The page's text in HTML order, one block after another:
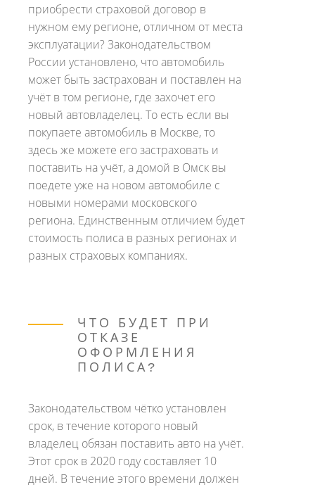
приобрести страховой договор в
нужном ему регионе, отличном от места
эксплуатации? Законодательством
России установлено, что автомобиль
может быть застрахован и поставлен на
учёт в том регионе, где захочет его
новый автовладелец. То есть если вы
покупаете автомобиль в Москве, то
здесь же можете его застраховать и
поставить на учёт, а домой в Омск вы
поедете уже на новом автомобиле с
новыми номерами московского
региона. Единственным отличием будет
стоимость полиса в разных регионах и
разных страховых компаниях.
ЧТО БУДЕТ ПРИ
ОТКАЗЕ
ОФОРМЛЕНИЯ
ПОЛИСА?
Законодательством чётко установлен
срок, в течение которого новый
владелец обязан поставить авто на учёт.
Этот срок в 2020 году составляет 10
дней. В течение этого времени должен